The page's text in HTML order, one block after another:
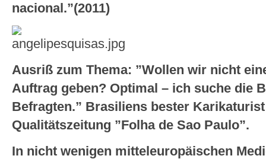
nacional.”(2011)
Ausriß zum Thema: ”Wollen wir nicht
Auftrag geben? Optimal – ich suche die
Befragten.” Brasiliens bester
Qualitätszeitung ”Folha de Sao Paulo”.
In nicht wenigen mitteleuropäischen